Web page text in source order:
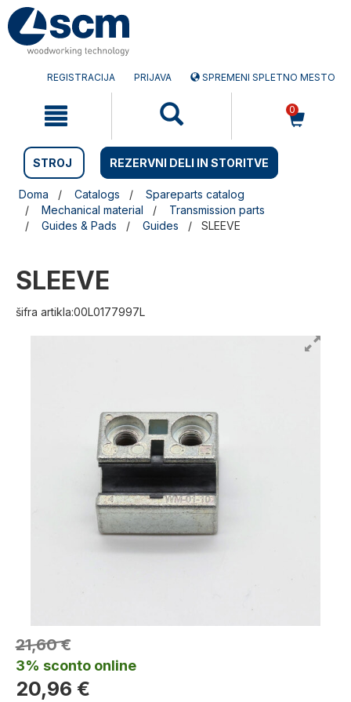
Preskočite
na
vsebino
Preskočite
na
navigacijski
REGISTRACIJA PRIJAVA SPREMENI SPLETNO MESTO
0
STROJ REZERVNI DELI IN STORITVE
Doma Catalogs
Spareparts catalog
Mechanical material
Transmission parts
Guides & Pads
Guides SLEEVE
SLEEVE
šifra artikla:00L0177997L
21,60 €
3% sconto online
20,96 €